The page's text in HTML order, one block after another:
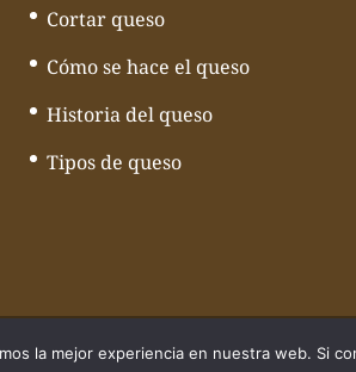
Cortar queso
Cómo se hace el queso
Historia del queso
Tipos de queso
- Web desarrollado por
la mejor experiencia en nuestra web. Si